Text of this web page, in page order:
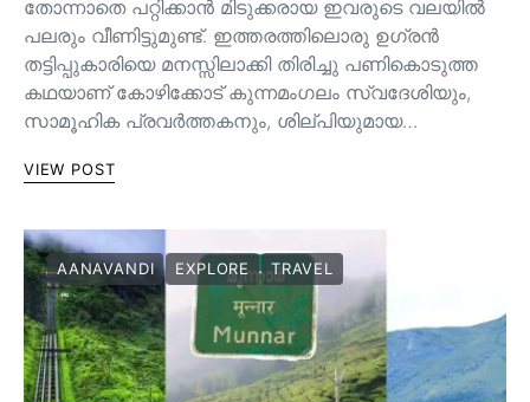
തോന്നാതെ പറ്റിക്കാൻ മിടുക്കരായ ഇവരുടെ വലയിൽ
പലരും വീണിട്ടുമുണ്ട്. ഇത്തരത്തിലൊരു ഉഗ്രൻ
തട്ടിപ്പുകാരിയെ മനസ്സിലാക്കി തിരിച്ചു പണികൊടുത്ത
കഥയാണ് കോഴിക്കോട് കുന്നമംഗലം സ്വദേശിയും,
സാമൂഹിക പ്രവർത്തകനും, ശില്പിയുമായ…
VIEW POST
AANAVANDI EXPLORE TRAVEL